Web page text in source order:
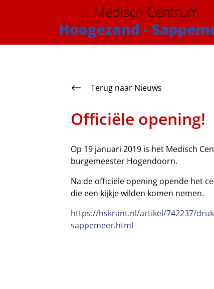
Terug naar Nieuws
Officiële opening!
Op 19 januari 2019 is het Medisch
burgemeester Hogendoorn.
Na de officiële opening opende het
die een kijkje wilden komen nemen.
https://hskrant.nl/artikel/742237/
sappemeer.html